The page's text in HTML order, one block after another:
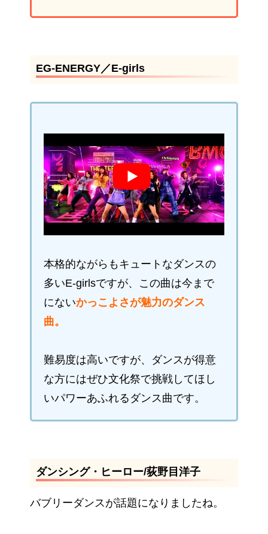
EG-ENERGY／E-girls
本格的ながらもキュートなダンスの
多いE-girlsですが、この曲は今まで
にないかっこよさが魅力のダンス
曲。
難易度は高いですが、ダンスが得意
な方にはぜひ文化祭で挑戦してほし
いパワーあふれるダンス曲です。
ダンシング・ヒーロー/荻野目洋子
バブリーダンスが話題になりましたね。